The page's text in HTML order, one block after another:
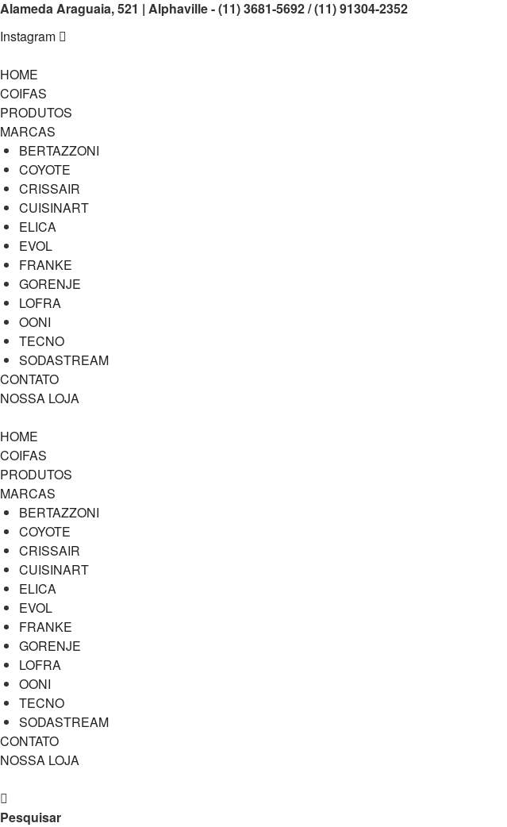
Alameda Araguaia, 521 | Alphaville - (11) 3681-5692 / (11) 91304-2352
Instagram
HOME
COIFAS
PRODUTOS
MARCAS
BERTAZZONI
COYOTE
CRISSAIR
CUISINART
ELICA
EVOL
FRANKE
GORENJE
LOFRA
OONI
TECNO
SODASTREAM
CONTATO
NOSSA LOJA
HOME
COIFAS
PRODUTOS
MARCAS
BERTAZZONI
COYOTE
CRISSAIR
CUISINART
ELICA
EVOL
FRANKE
GORENJE
LOFRA
OONI
TECNO
SODASTREAM
CONTATO
NOSSA LOJA
Pesquisar